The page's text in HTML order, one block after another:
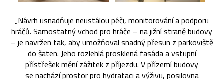
„Návrh usnadňuje neustálou péči, monitorování a podporu
hráčů. Samostatný vchod pro hráče – na jižní straně budovy
– je navržen tak, aby umožňoval snadný přesun z parkoviště
do šaten. Jeho rozlehlá prosklená fasáda a vstupní
přístřešek mění zážitek z příjezdu. V přízemí budovy
se nachází prostor pro hydrataci a výživu, posilovna